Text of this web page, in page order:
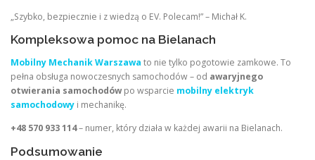
„Szybko, bezpiecznie i z wiedzą o EV. Polecam!” – Michał K.
Kompleksowa pomoc na Bielanach
Mobilny Mechanik Warszawa to nie tylko pogotowie zamkowe. To
pełna obsługa nowoczesnych samochodów – od awaryjnego
otwierania samochodówpo wsparcie mobilny elektryk
samochodowy i mechanikę.
+48 570 933 114– numer, który działa w każdej awarii na Bielanach.
Podsumowanie